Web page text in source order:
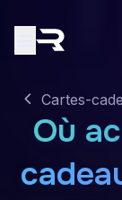
Cartes-
Où